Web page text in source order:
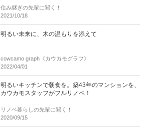
住み継ぎの先輩に聞く！
2021/10/18
明るい未来に、木の温もりを添えて
cowcamo graph《カウカモグラフ》
2022/04/01
明るいキッチンで朝食を。築43年のマンションを、
カウカモスタッフがフルリノベ！
リノベ暮らしの先輩に聞く！
2020/09/15